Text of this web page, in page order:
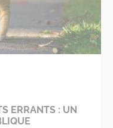
ERRANTS : UN